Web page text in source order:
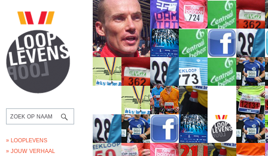
» LOOPLEVENS
» JOUW VERHAAL